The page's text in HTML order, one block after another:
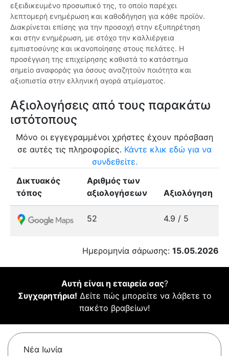
εξειδικευμένο προσωπικό της, το οποίο παρέχει
λεπτομερή ενημέρωση και καθοδήγηση για κάθε προϊόν.
Διακρίνεται επίσης για την προσοχή στην εξυπηρέτηση
και στην ενημέρωση, με στόχο την καλλιέργεια
εμπιστοσύνης και ικανοποίησης στους πελάτες. Η
προσέγγιση της επιχείρησης καθιστά το κατάστημα
σημείο αναφοράς για όσους αναζητούν ποιότητα και
αξιοπιστία στην ελληνική αγορά ατμίσματος.
Αξιολογήσεις από τους παρακάτω
ιστότοπους
Μόνο οι εγγεγραμμένοι χρήστες έχουν πρόσβαση
σε αυτές τις πληροφορίες. Κάντε κλικ εδώ για να
συνδεθείτε.
Δικτυακός
τόπος
Αριθμός των
αξιολογήσεων
Αξιολόγηση
52 4.9 / 5
Ημερομηνία σάρωσης: 15.05.2026
Αυτή είναι η εταιρεία σας?
Συγχαρητήρια! Δείτε πώς μπορείτε να λάβετε το
πακέτο βραβείων!
Νέα Ιωνία